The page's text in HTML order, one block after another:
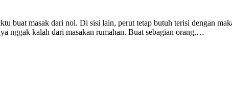
buat masak dari nol. Di sisi lain, perut tetap butuh terisi dengan
nggak kalah dari masakan rumahan. Buat sebagian orang,…